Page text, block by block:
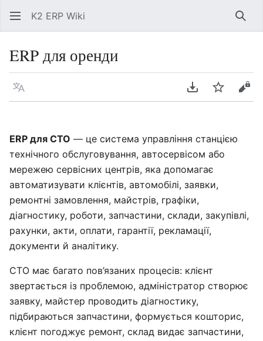
K2 ERP Wiki
ERP для оренди
Мова Завантажити
ERP для СТО — це система управління станцією
технічного обслуговування, автосервісом або
мережею сервісних центрів, яка допомагає
автоматизувати клієнтів, автомобілі, заявки,
ремонтні замовлення, майстрів, графіки,
діагностику, роботи, запчастини, склади, закупівлі,
рахунки, акти, оплати, гарантії, рекламації,
документи й аналітику.
СТО має багато пов’язаних процесів: клієнт
звертається із проблемою, адміністратор створює
заявку, майстер проводить діагностику,
підбираються запчастини, формується кошторис,
клієнт погоджує ремонт, склад видає запчастини,